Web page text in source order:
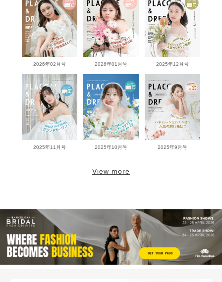
2026年02月号 2026年01月号 2025年12月号
2025年11月号 2025年10月号 2025年9月号
View more